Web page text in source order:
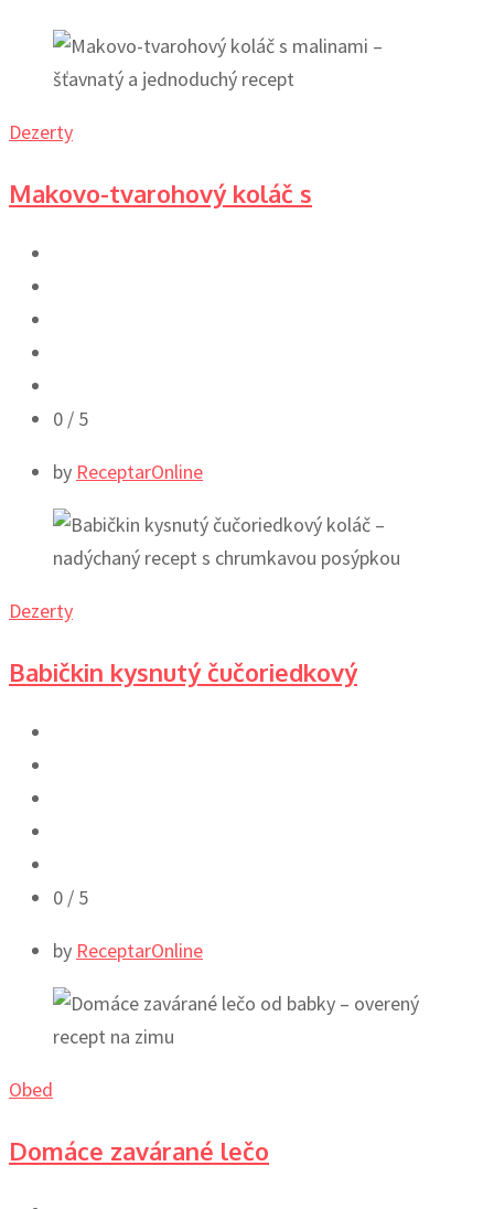
Dezerty
Makovo-tvarohový koláč s
0 / 5
by ReceptarOnline
Dezerty
Babičkin kysnutý čučoriedkový
0 / 5
by ReceptarOnline
Obed
Domáce zavárané lečo